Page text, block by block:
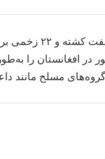
پس از انفجار مرگبار در
در افغانستان را
مسلح مانند